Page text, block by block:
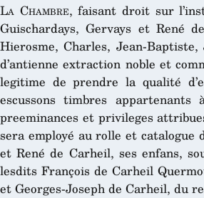
La Chambre, faisant droit sur
Guischardays, Gervays et René
Hierosme, Charles, Jean-
d’antienne extraction noble et
legitime de prendre la qualité
escussons timbres
preeminances et privileges
sera employé au rolle et catalogue
et René de Carheil, ses enfans,
lesdits François de Carheil
et Georges-Joseph de Carheil, du